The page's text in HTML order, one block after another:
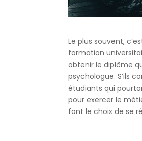
Le plus souvent,
formation
obtenir le diplôme
psychologue. S’ils
étudiants qui
pour exercer le
font le choix de se